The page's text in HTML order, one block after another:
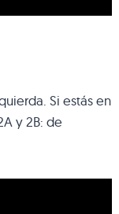
Si estás en
y 2B: de